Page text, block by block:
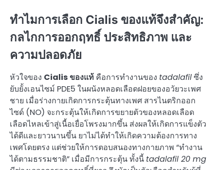
ทำไมการเลือก Cialis ของแท้จึงสำคัญ:
กลไกการออกฤทธิ์ ประสิทธิภาพ และ
ความปลอดภัย
หัวใจของ Cialis ของแท้ คือการทำงานของ tadalafilซึ่ง
ยับยั้งเอนไซม์ PDE5 ในผนังหลอดเลือดฝอยของอวัยวะเพศ
ชาย เมื่อร่างกายเกิดการกระตุ้นทางเพศ สารไนตริกออก
ไซด์ (NO) จะกระตุ้นให้เกิดการขยายตัวของหลอดเลือด
เลือดไหลเข้าสู่เนื้อเยื่อโพรงมากขึ้น ส่งผลให้เกิดการแข็งตัว
ได้ดีและยาวนานขึ้น ยาไม่ได้ทำให้เกิดความต้องการทาง
เพศโดยตรง แต่ช่วยให้การตอบสนองทางกายภาพ “ทำงาน
ได้ตามธรรมชาติ” เมื่อมีการกระตุ้น ทั้งนี้ tadalafil 20 mg